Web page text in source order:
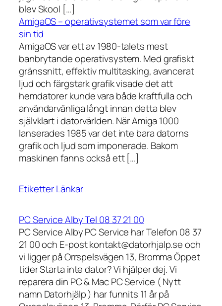
blev Skool […]
AmigaOS – operativsystemet som var före
sin tid
AmigaOS var ett av 1980-talets mest
banbrytande operativsystem. Med grafiskt
gränssnitt, effektiv multitasking, avancerat
ljud och färgstark grafik visade det att
hemdatorer kunde vara både kraftfulla och
användarvänliga långt innan detta blev
självklart i datorvärlden. När Amiga 1000
lanserades 1985 var det inte bara datorns
grafik och ljud som imponerade. Bakom
maskinen fanns också ett […]
EtiketterLänkar
PC Service Alby Tel 08 37 21 00
PC Service Alby PC Service har Telefon 08 37
21 00 och E-post kontakt@datorhjalp.se och
vi ligger på Orrspelsvägen 13, Bromma Öppet
tider Starta inte dator? Vi hjälper dej. Vi
reparera din PC & Mac PC Service ( Nytt
namn Datorhjälp ) har funnits 11 år på